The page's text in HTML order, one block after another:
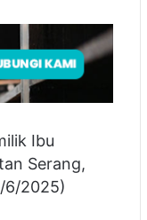
Ibu
Serang,
6/2025)